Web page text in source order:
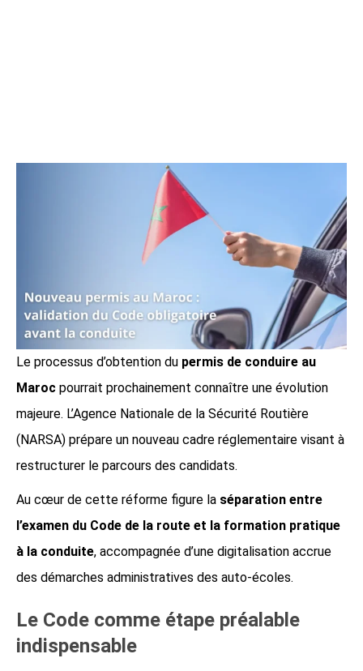
Le processus d’obtention du permis de conduire au
Maroc pourrait prochainement connaître une évolution
majeure. L’Agence Nationale de la Sécurité Routière
(NARSA) prépare un nouveau cadre réglementaire visant à
restructurer le parcours des candidats.
Au cœur de cette réforme figure la séparation entre
l’examen du Code de la route et la formation pratique
à la conduite, accompagnée d’une digitalisation accrue
des démarches administratives des auto-écoles.
Le Code comme étape préalable
indispensable